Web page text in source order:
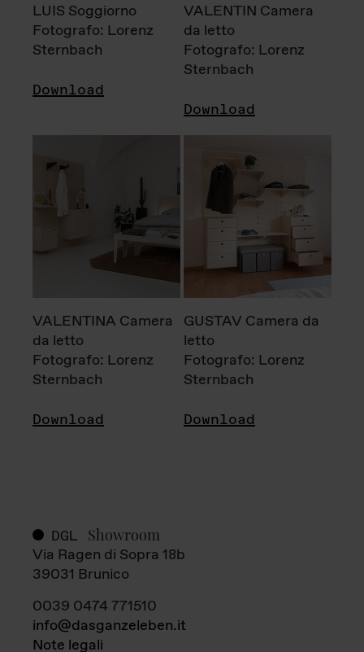
LUIS Soggiorno
Fotografo: Lorenz
Sternbach
Download
VALENTIN Camera
da letto
Fotografo: Lorenz
Sternbach
Download
VALENTINA Camera
da letto
Fotografo: Lorenz
Sternbach
Download
GUSTAV Camera da
letto
Fotografo: Lorenz
Sternbach
Download
DGL Showroom
Via Ragen di Sopra 18b
39031 Brunico
0039 0474 771510
info@dasganzeleben.it
Note legali